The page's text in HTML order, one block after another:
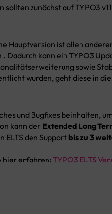
zunächst auf TYPO3
Hauptversion ist allen
kann ein TYPO3
sowie
wurden, geht diese in die
und Bugfixes beinhalten,
kann der Extended Long
ELTS den Supportbis zu 3
hier erfahren: TYPO3 ELTS